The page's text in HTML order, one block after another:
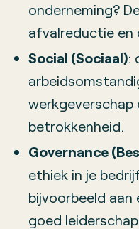
onderneming?
afvalreductie en
Social (Sociaal):
werkgeverschap
betrokkenheid.
Governance
ethiek in je
bijvoorbeeld aan
goed